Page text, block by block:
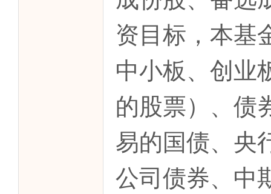
资目标，本基
中小板、创业
的股票）、债
易的国债、央
公司债券、中